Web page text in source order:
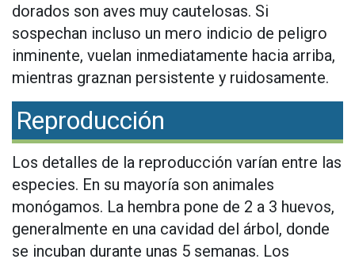
dorados son aves muy cautelosas. Si
sospechan incluso un mero indicio de peligro
inminente, vuelan inmediatamente hacia arriba,
mientras graznan persistente y ruidosamente.
Reproducción
Los detalles de la reproducción varían entre las
especies. En su mayoría son animales
monógamos. La hembra pone de 2 a 3 huevos,
generalmente en una cavidad del árbol, donde
se incuban durante unas 5 semanas. Los